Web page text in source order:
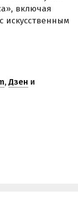
включая
искусственным
,Дзен и